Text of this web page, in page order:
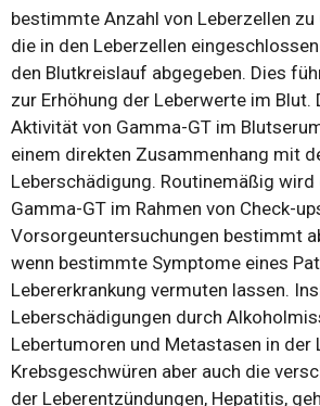
bestimmte Anzahl von Leberzellen zu
die in den Leberzellen
den Blutkreislauf abgegeben. Dies
zur Erhöhung der Leberwerte im Blut.
Aktivität von Gamma-GT im
einem direkten Zusammenhang mit
Leberschädigung. Routinemäßig wird
Gamma-GT im Rahmen von Check-
Vorsorgeuntersuchungen bestimmt
wenn bestimmte Symptome eines
Lebererkrankung vermuten lassen.
Leberschädigungen durch
Lebertumoren und Metastasen in der
Krebsgeschwüren aber auch die
der Leberentzündungen, Hepatitis,